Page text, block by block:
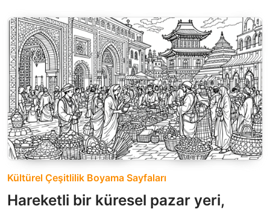
Kültürel Çeşitlilik Boyama Sayfaları
Hareketli bir küresel pazar yeri,